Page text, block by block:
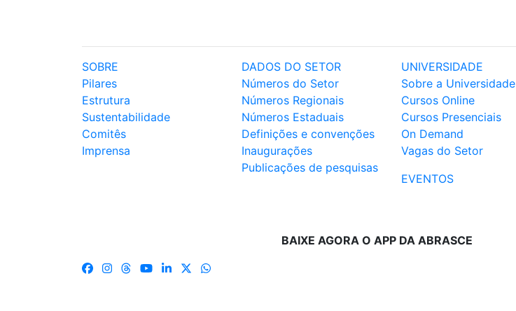
SOBRE
Pilares
Estrutura
Sustentabilidade
Comitês
Imprensa
DADOS DO SETOR
Números do Setor
Números Regionais
Números Estaduais
Definições e convenções
Inaugurações
Publicações de pesquisas
UNIVERSIDADE
Sobre a Universidade
Cursos Online
Cursos Presenciais
On Demand
Vagas do Setor
EVENTOS
BAIXE AGORA O APP DA ABRASCE